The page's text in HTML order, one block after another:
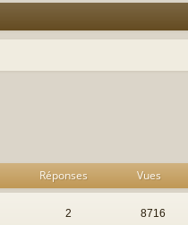
Réponses Vues
2 8716